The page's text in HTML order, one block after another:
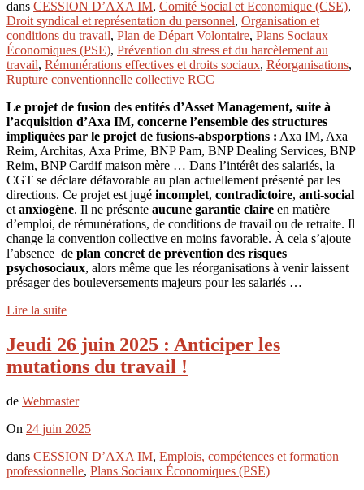
dans CESSION D’AXA IM, Comité Social et Economique (CSE),
Droit syndical et représentation du personnel, Organisation et
conditions du travail, Plan de Départ Volontaire, Plans Sociaux
Économiques (PSE), Prévention du stress et du harcèlement au
travail, Rémunérations effectives et droits sociaux, Réorganisations,
Rupture conventionnelle collective RCC
Le projet de fusion des entités d’Asset Management, suite à
l’acquisition d’Axa IM, concerne l’ensemble des structures
impliquées par le projet de fusions-absporptions : Axa IM, Axa
Reim, Architas, Axa Prime, BNP Pam, BNP Dealing Services, BNP
Reim, BNP Cardif maison mère … Dans l’intérêt des salariés, la
CGT se déclare défavorable au plan actuellement présenté par les
directions. Ce projet est jugé incomplet, contradictoire, anti-social
et anxiogène. Il ne présente aucune garantie claire en matière
d’emploi, de rémunérations, de conditions de travail ou de retraite. Il
change la convention collective en moins favorable. À cela s’ajoute
l’absence de plan concret de prévention des risques
psychosociaux, alors même que les réorganisations à venir laissent
présager des bouleversements majeurs pour les salariés …
Lire la suite
Jeudi 26 juin 2025 : Anticiper les
mutations du travail !
de Webmaster
On 24 juin 2025
dans CESSION D’AXA IM, Emplois, compétences et formation
professionnelle, Plans Sociaux Économiques (PSE)